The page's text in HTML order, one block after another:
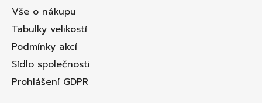
Vše o nákupu
Tabulky velikostí
Podmínky akcí
Sídlo společnosti
Prohlášení GDPR